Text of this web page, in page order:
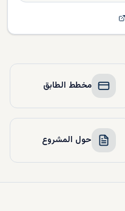
مخطط الطابق
حول المشروع